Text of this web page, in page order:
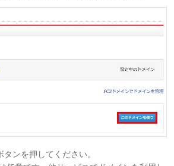
タンを押してください。